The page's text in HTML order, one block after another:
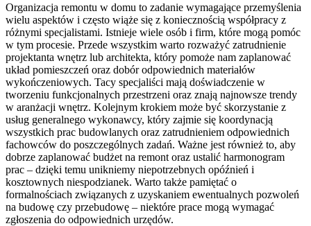
Organizacja remontu w domu to zadanie wymagające przemyślenia
wielu aspektów i często wiąże się z koniecznością współpracy z
różnymi specjalistami. Istnieje wiele osób i firm, które mogą pomóc
w tym procesie. Przede wszystkim warto rozważyć zatrudnienie
projektanta wnętrz lub architekta, który pomoże nam zaplanować
układ pomieszczeń oraz dobór odpowiednich materiałów
wykończeniowych. Tacy specjaliści mają doświadczenie w
tworzeniu funkcjonalnych przestrzeni oraz znają najnowsze trendy
w aranżacji wnętrz. Kolejnym krokiem może być skorzystanie z
usług generalnego wykonawcy, który zajmie się koordynacją
wszystkich prac budowlanych oraz zatrudnieniem odpowiednich
fachowców do poszczególnych zadań. Ważne jest również to, aby
dobrze zaplanować budżet na remont oraz ustalić harmonogram
prac – dzięki temu unikniemy niepotrzebnych opóźnień i
kosztownych niespodzianek. Warto także pamiętać o
formalnościach związanych z uzyskaniem ewentualnych pozwoleń
na budowę czy przebudowę – niektóre prace mogą wymagać
zgłoszenia do odpowiednich urzędów.